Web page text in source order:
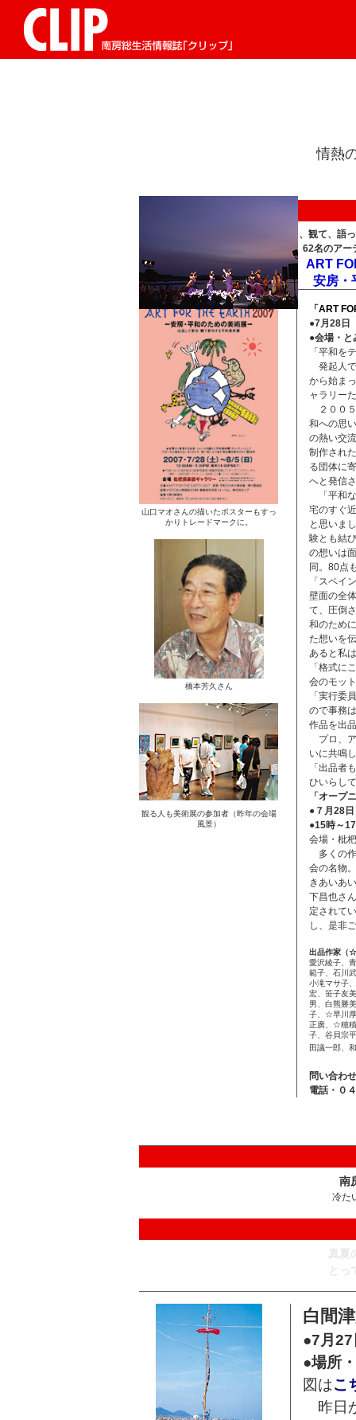
情熱
創って、観て、語
62名のアー
ART
安房・
山口マオさんの描いたポスターもすっ
かりトレードマークに。
橋本芳久さん
観る人も美術展の参加者（昨年の会場
風景）
「 ART
●7月28日
●会場・と
「平和を
発起人で
から始ま
ャラリー
２００５
和への思
の熱い交
制作され
る団体に
へと発信
「平和な
宅のすぐ
と思いま
験とも結
の想いは
同。80点
「スペイ
壁面の全
て、圧倒
和のため
た想いを
あると私
「格式に
会のモッ
「実行委
ので事務
作品を出
プロ、ア
いに共鳴
「出品者
ひいらし
「オープ
●７月28
●15時～
会場・枇
多くの作
会の名物
きあいあ
下昌也さ
定されて
し、是非
出品作家（
愛沢綾子、
範子、石川
小滝マサ子
宏、笹子友
男、白熊勝
子、☆早川
正廣、☆穂
子、谷貝宗
田議一郎、
問い合わ
電話・０
南
冷た
白間
●7月
●場所
図はこ
昨日